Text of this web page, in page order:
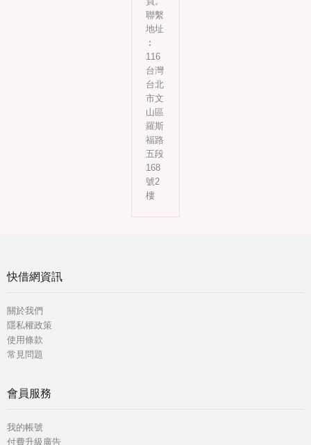
聯繫
地址
︰
116
台灣
台北
市文
山區
羅斯
福路
五段
168
號2
樓
快借網資訊
關於我們
隱私權政策
使用條款
常見問題
會員服務
我的帳號
付費升級廣告